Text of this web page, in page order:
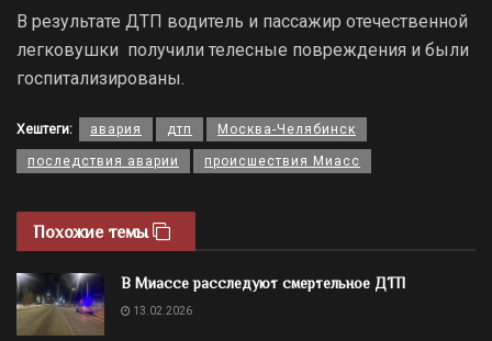
В результате ДТП водитель и пассажир отечественной
легковушки получили телесные повреждения и были
госпитализированы.
Хештеги: авария дтп Москва-Челябинск
последствия аварии происшествия Миасс
Похожие темы
В Миассе расследуют смертельное ДТП
13.02.2026